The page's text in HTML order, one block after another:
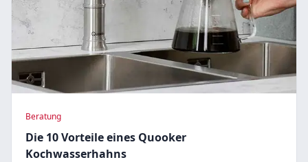
Beratung
Die 10 Vorteile eines Quooker
Kochwasserhahns